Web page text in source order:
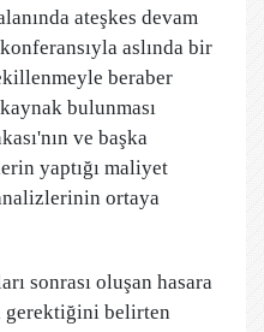
ateşkes devam
aslında bir
beraber
bulunması
ve başka
yaptığı maliyet
ortaya
sonrası oluşan hasara
gerektiğini belirten